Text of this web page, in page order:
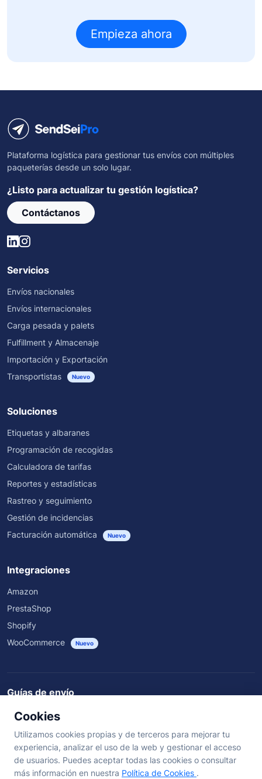
Empieza ahora
Cookies
Utilizamos cookies propias y de terceros para mejorar tu
experiencia, analizar el uso de la web y gestionar el acceso
de usuarios. Puedes aceptar todas las cookies o consultar
más información en nuestra Política de Cookies .
Plataforma logística para gestionar tus envíos con múltiples
paqueterías desde un solo lugar.
¿Listo para actualizar tu gestión logística?
Contáctanos
Servicios
Envíos nacionales
Envíos internacionales
Carga pesada y palets
Fulfillment y Almacenaje
Importación y Exportación
Transportistas
Nuevo
Soluciones
Etiquetas y albaranes
Programación de recogidas
Calculadora de tarifas
Reportes y estadísticas
Rastreo y seguimiento
Gestión de incidencias
Facturación automática
Nuevo
Integraciones
Amazon
PrestaShop
Shopify
WooCommerce
Nuevo
Guías de envío
Rastrear envíos
Envíos por transportista y país
SendSeiPro. Todos los derechos reservados.